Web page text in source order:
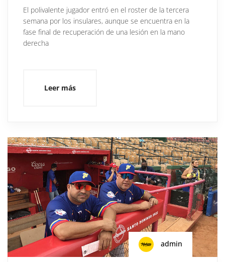
El polivalente jugador entró en el roster de la tercera
semana por los insulares, aunque se encuentra en la
fase final de recuperación de una lesión en la mano
derecha
Leer más
admin